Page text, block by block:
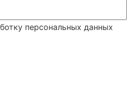
персональных данных